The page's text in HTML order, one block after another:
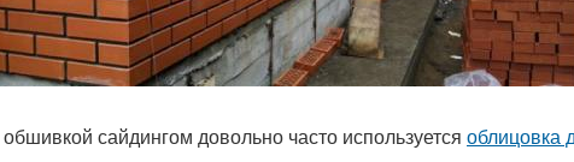
сайдингом довольно часто используется облицовка